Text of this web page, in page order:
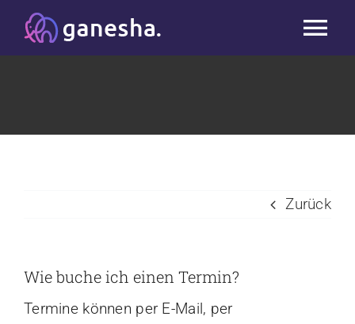
Inhalt
Studio
Zurück
Wie buche ich einen Termin?
Termine können per E-Mail, per